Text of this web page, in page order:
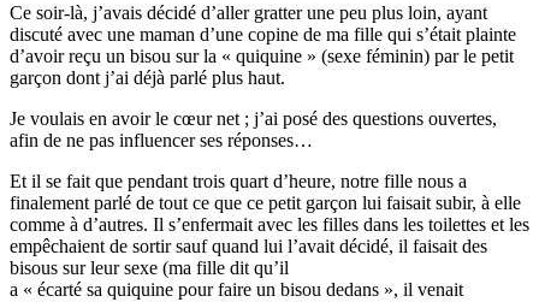
Ce soir-là, j’avais décidé d’aller gratter une peu plus loin, ayant
discuté avec une maman d’une copine de ma fille qui s’était plainte
d’avoir reçu un bisou sur la « quiquine » (sexe féminin) par le petit
garçon dont j’ai déjà parlé plus haut.
Je voulais en avoir le cœur net ; j’ai posé des questions ouvertes,
afin de ne pas influencer ses réponses…
Et il se fait que pendant trois quart d’heure, notre fille nous a
finalement parlé de tout ce que ce petit garçon lui faisait subir, à elle
comme à d’autres. Il s’enfermait avec les filles dans les toilettes et les
empêchaient de sortir sauf quand lui l’avait décidé, il faisait des
bisous sur leur sexe (ma fille dit qu’il
a « écarté sa quiquine pour faire un bisou dedans », il venait